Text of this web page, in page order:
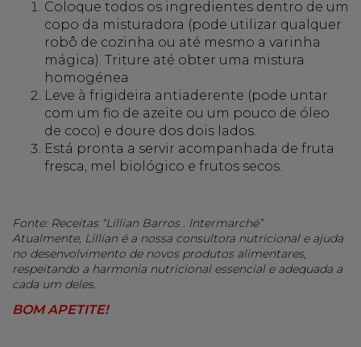
Coloque todos os ingredientes dentro de um
copo da misturadora (pode utilizar qualquer
robô de cozinha ou até mesmo a varinha
mágica). Triture até obter uma mistura
homogénea.
Leve à frigideira antiaderente (pode untar
com um fio de azeite ou um pouco de óleo
de coco) e doure dos dois lados.
Está pronta a servir acompanhada de fruta
fresca, mel biológico e frutos secos.
Fonte: Receitas “Lillian Barros . Intermarché”
Atualmente, Lillian é a nossa consultora nutricional e ajuda
no desenvolvimento de novos produtos alimentares,
respeitando a harmonia nutricional essencial e adequada a
cada um deles.
BOM APETITE!